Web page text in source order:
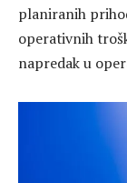
planiranih
operativnih
napredak u